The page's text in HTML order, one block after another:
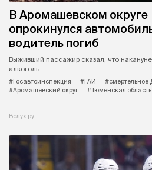
В Аромашевском округе
опрокинулся
водитель погиб
Выживший пассажир сказал, что
алкоголь.
#Госавтоинспекция
#ГАИ #смертельное
#Аромашевский округ
#Тюменская область
Вслух.ру